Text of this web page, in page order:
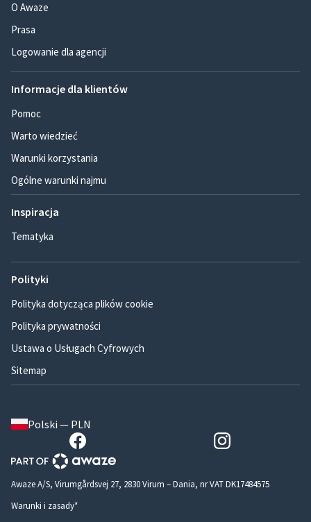
O Awaze
Prasa
Logowanie dla agencji
Informacje dla klientów
Pomoc
Warto wiedzieć
Warunki korzystania
Ogólne warunki najmu
Inspiracja
Tematyka
Polityki
Polityka dotycząca plików cookie
Polityka prywatności
Ustawa o Usługach Cyfrowych
Sitemap
Polski — PLN
Awaze A/S, Virumgårdsvej 27, 2830 Virum – Dania, nr VAT DK17484575
Warunki i zasady*